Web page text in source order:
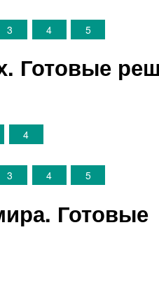
3 4 5
Готовые
4
3 4 5
Готовые